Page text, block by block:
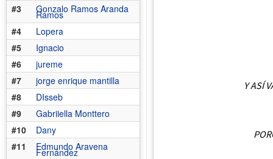
#3
Gonzalo Ramos Aranda
Ramos
#4
Lopera
#5
Ignacio
#6
jureme
#7
jorge enrique mantilla
#8
DIsseb
#9
Gabriiella Monttero
#10
Dany
#11
Edmundo Aravena
Fernández
Y ASÍ